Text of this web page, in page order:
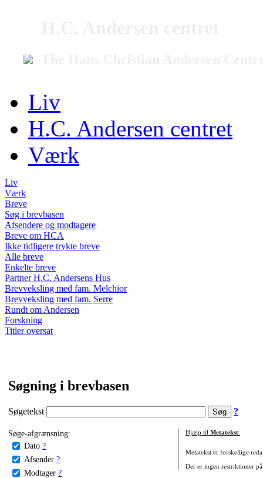
Liv
H.C. Andersen centret
Værk
Liv
Værk
Breve
Søg i brevbasen
Afsendere og modtagere
Breve om HCA
Ikke tidligere trykte breve
Alle breve
Enkelte breve
Partner H.C. Andersens Hus
Brevveksling med fam. Melchior
Brevveksling med fam. Serre
Rundt om Andersen
Forskning
Titler oversat
Søgning i brevbasen
Søgetekst ?
Søge-afgrænsning:
Dato ?
Afsender ?
Modtager ?
Hjælp til Metatekst:
Metatekst er forskellige
Der er ingen restriktioner